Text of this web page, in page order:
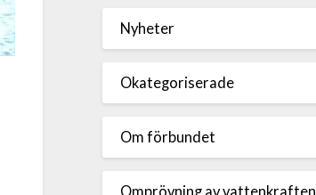
Nyheter
Okategoriserade
Om förbundet
Omprövning av vattenkraften